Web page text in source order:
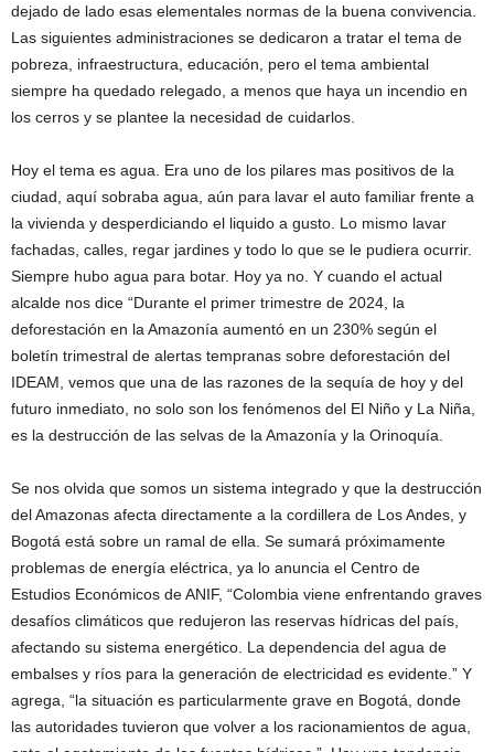
dejado de lado esas elementales normas de la buena convivencia.
Las siguientes administraciones se dedicaron a tratar el tema de
pobreza, infraestructura, educación, pero el tema ambiental
siempre ha quedado relegado, a menos que haya un incendio en
los cerros y se plantee la necesidad de cuidarlos.
Hoy el tema es agua. Era uno de los pilares mas positivos de la
ciudad, aquí sobraba agua, aún para lavar el auto familiar frente a
la vivienda y desperdiciando el liquido a gusto. Lo mismo lavar
fachadas, calles, regar jardines y todo lo que se le pudiera ocurrir.
Siempre hubo agua para botar. Hoy ya no. Y cuando el actual
alcalde nos dice “Durante el primer trimestre de 2024, la
deforestación en la Amazonía aumentó en un 230% según el
boletín trimestral de alertas tempranas sobre deforestación del
IDEAM, vemos que una de las razones de la sequía de hoy y del
futuro inmediato, no solo son los fenómenos del El Niño y La Niña,
es la destrucción de las selvas de la Amazonía y la Orinoquía.
Se nos olvida que somos un sistema integrado y que la destrucción
del Amazonas afecta directamente a la cordillera de Los Andes, y
Bogotá está sobre un ramal de ella. Se sumará próximamente
problemas de energía eléctrica, ya lo anuncia el Centro de
Estudios Económicos de ANIF, “Colombia viene enfrentando graves
desafíos climáticos que redujeron las reservas hídricas del país,
afectando su sistema energético. La dependencia del agua de
embalses y ríos para la generación de electricidad es evidente.” Y
agrega, “la situación es particularmente grave en Bogotá, donde
las autoridades tuvieron que volver a los racionamientos de agua,